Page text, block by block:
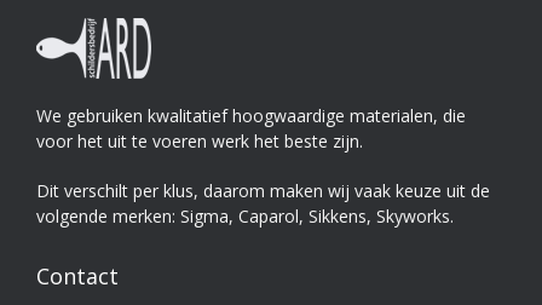
We gebruiken kwalitatief hoogwaardige materialen, die
voor het uit te voeren werk het beste zijn.
Dit verschilt per klus, daarom maken wij vaak keuze uit de
volgende merken: Sigma, Caparol, Sikkens, Skyworks.
Contact